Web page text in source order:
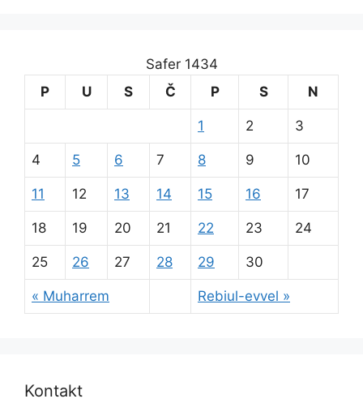
Safer 1434
P
U S Č P S N
« Muharrem Rebiul-evvel »
1 2 3
4 5 6 7 8 9 10
11 12 13 14 15 16 17
18 19 20 21 22 23 24
25 26 27 28 29 30
Kontakt